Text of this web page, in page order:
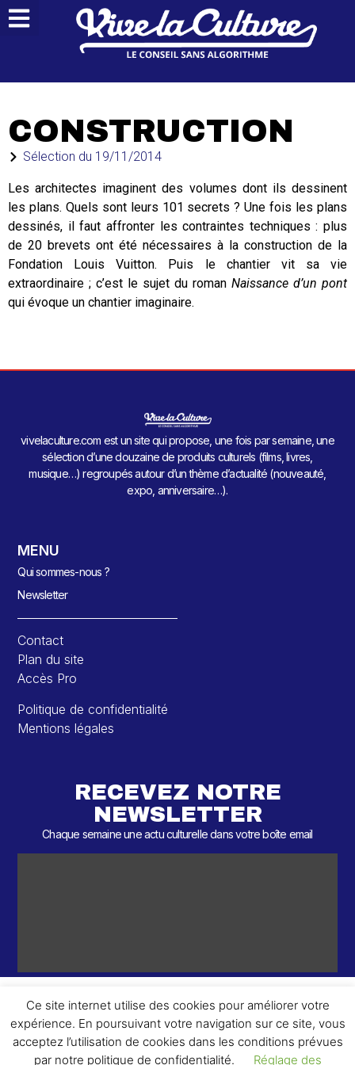
CONSTRUCTION
Sélection du 19/11/2014
Les architectes imaginent des volumes dont ils dessinent
les plans. Quels sont leurs 101 secrets ? Une fois les plans
dessinés, il faut affronter les contraintes techniques : plus
de 20 brevets ont été nécessaires à la construction de la
Fondation Louis Vuitton. Puis le chantier vit sa vie
extraordinaire ; c’est le sujet du roman Naissance d’un pont
qui évoque un chantier imaginaire.
vivelaculture.com est un site qui propose, une fois par semaine, une
sélection d’une douzaine de produits culturels (films, livres,
musique…) regroupés autour d’un thème d’actualité (nouveauté,
expo, anniversaire…).
MENU
Qui sommes-nous ?
Newsletter
Contact
Plan du site
Accès Pro
Politique de confidentialité
Mentions légales
RECEVEZ NOTRE
NEWSLETTER
Chaque semaine une actu culturelle dans votre boîte email
© 2026 – 2 ème Round – Tous droits réservés.
Ce site internet utilise des cookies pour améliorer votre
expérience. En poursuivant votre navigation sur ce site, vous
acceptez l’utilisation de cookies dans les conditions prévues
par notre politique de confidentialité.
Réglage des